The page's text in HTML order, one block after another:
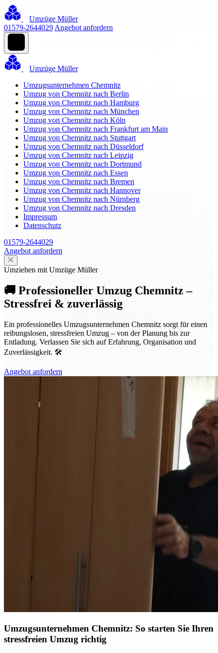
Umzüge Müller
01579-2644029 Angebot anfordern
Umzüge Müller
Umzugsunternehmen Chemnitz
Umzug von Chemnitz nach Berlin
Umzug von Chemnitz nach Hamburg
Umzug von Chemnitz nach München
Umzug von Chemnitz nach Köln
Umzug von Chemnitz nach Frankfurt am Main
Umzug von Chemnitz nach Stuttgart
Umzug von Chemnitz nach Düsseldorf
Umzug von Chemnitz nach Leipzig
Umzug von Chemnitz nach Dortmund
Umzug von Chemnitz nach Essen
Umzug von Chemnitz nach Bremen
Umzug von Chemnitz nach Hannover
Umzug von Chemnitz nach Nürnberg
Umzug von Chemnitz nach Dresden
Impressum
Datenschutz
01579-2644029
Angebot anfordern
Umziehen mit Umzüge Müller
🚚 Professioneller Umzug Chemnitz –
Stressfrei & zuverlässig
Ein professionelles Umzugsunternehmen Chemnitz sorgt für einen
reibungslosen, stressfreien Umzug – von der Planung bis zur
Entladung. Verlassen Sie sich auf Erfahrung, Organisation und
Zuverlässigkeit. 🛠️
Angebot anfordern
Umzugsunternehmen Chemnitz: So starten Sie Ihren
stressfreien Umzug richtig